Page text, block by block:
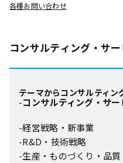
各種お問い合わせ
コンサルティング・ サ
テーマからコンサルティン
コンサルティング・サ
経営戦略・新事業
R&D・技術戦略
生産・ものづくり・品質